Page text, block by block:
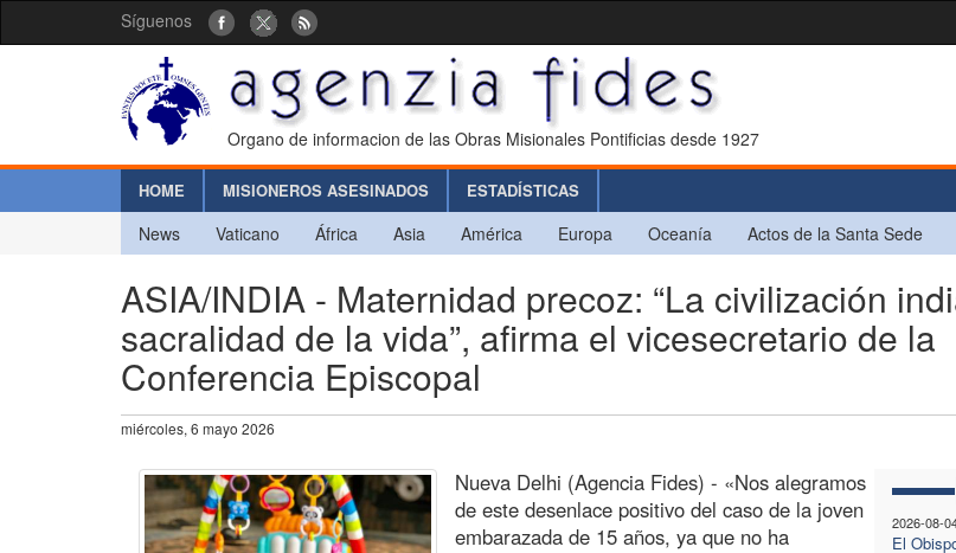
Síguenos
Organo de informacion de las Obras Misionales Pontificias desde 1927
HOME MISIONEROS ASESINADOS ESTADÍSTICAS
News Vaticano África Asia América Europa Oceanía Actos de la Santa Sede
ASIA/INDIA - Maternidad precoz: “La civilización
sacralidad de la vida”, afirma el vicesecretario de la
Conferencia Episcopal
miércoles, 6 mayo 2026
2026-08-
El
Nueva Delhi (Agencia Fides) - «Nos alegramos
de este desenlace positivo del caso de la joven
embarazada de 15 años, ya que no ha